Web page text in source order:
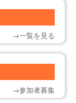
→一覧を見る
→参加者募集